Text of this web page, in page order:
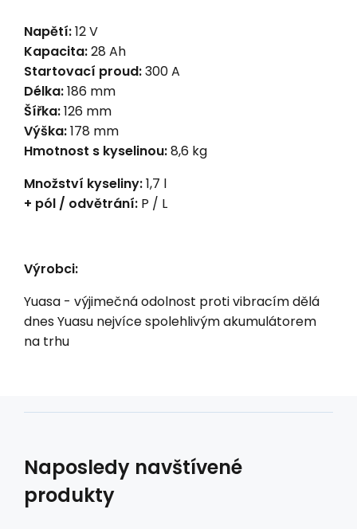
Napětí:12 V
Kapacita:28 Ah
Startovací proud:300 A
Délka:186 mm
Šířka:126 mm
Výška:178 mm
Hmotnost s kyselinou:8,6 kg
Množství kyseliny:1,7 l
+ pól / odvětrání: P / L
Výrobci:
Yuasa - výjimečná odolnost proti vibracím dělá
dnes Yuasu nejvíce spolehlivým akumulátorem
na trhu
Naposledy navštívené
produkty